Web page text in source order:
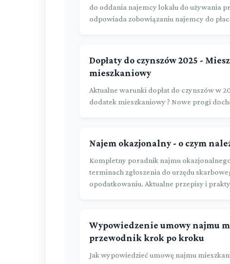
do oddania najemcy lokalu do używania
odpowiada zobowiązaniu najemcy do
Dopłaty do czynszów 2025 -
mieszkaniowy
Aktualne warunki dopłat do czynszów w
dodatek mieszkaniowy ? Nowe progi
Najem okazjonalny - o czym
Kompletny poradnik najmu
terminach zgłoszenia do urzędu
opodatkowaniu. Aktualne przepisy i
Wypowiedzenie umowy najmu
przewodnik krok po kroku
Jak wypowiedzieć umowę najmu